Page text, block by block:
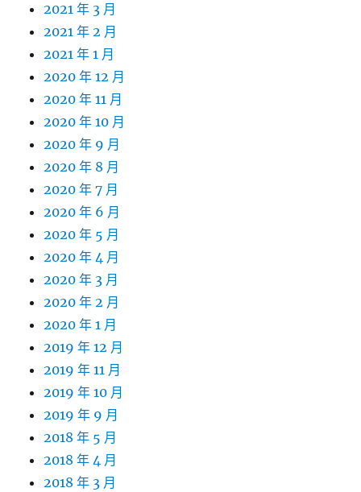
2021 年 3 月
2021 年 2 月
2021 年 1 月
2020 年 12 月
2020 年 11 月
2020 年 10 月
2020 年 9 月
2020 年 8 月
2020 年 7 月
2020 年 6 月
2020 年 5 月
2020 年 4 月
2020 年 3 月
2020 年 2 月
2020 年 1 月
2019 年 12 月
2019 年 11 月
2019 年 10 月
2019 年 9 月
2018 年 5 月
2018 年 4 月
2018 年 3 月